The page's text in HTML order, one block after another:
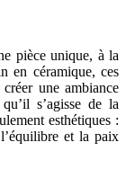
pièce unique, à la
en céramique, ces
une ambiance
s’agisse de la
esthétiques :
et la paix